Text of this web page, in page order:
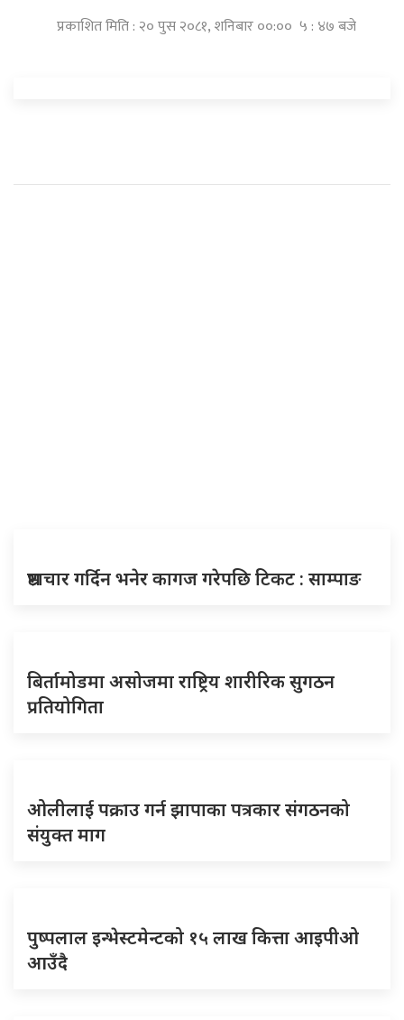
प्रकाशित मिति : २० पुस २०८१, शनिबार ००:०० ५ : ४७ बजे
भ्रष्टाचार गर्दिन भनेर कागज गरेपछि टिकट : साम्पाङ
बिर्तामोडमा असोजमा राष्ट्रिय शारीरिक सुगठन
प्रतियोगिता
ओलीलाई पक्राउ गर्न झापाका पत्रकार संगठनको
संयुक्त माग
पुष्पलाल इन्भेस्टमेन्टको १५ लाख कित्ता आइपीओ
आउँदै